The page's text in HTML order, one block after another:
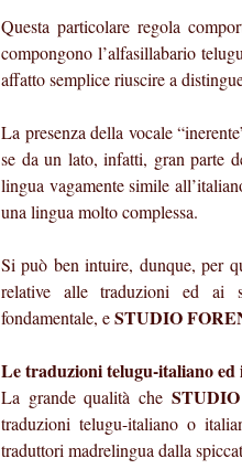
Questa particolare regola
compongono l’alfasillabario
affatto semplice riuscire a
La presenza della vocale
se da un lato, infatti, gran parte
lingua vagamente simile
una lingua molto complessa.
Si può ben intuire, dunque, per
relative alle traduzioni ed ai
fondamentale, eSTUDIO
Le traduzioni telugu-italiano
La grande qualità che
traduzioni telugu-italiano o
traduttori madrelingua dalla